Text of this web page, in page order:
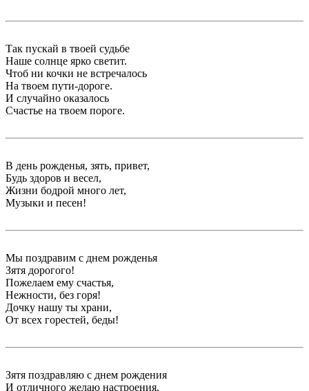
Так пускай в твоей судьбе
Наше солнце ярко светит.
Чтоб ни кочки не встречалось
На твоем пути-дороге.
И случайно оказалось
Счастье на твоем пороге.
В день рожденья, зять, привет,
Будь здоров и весел,
Жизни бодрой много лет,
Музыки и песен!
Мы поздравим с днем рожденья
Зятя дорогого!
Пожелаем ему счастья,
Нежности, без горя!
Дочку нашу ты храни,
От всех горестей, беды!
Зятя поздравляю с днем рождения
И отличного желаю настроения,